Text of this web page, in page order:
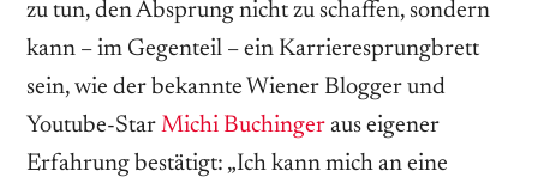
zu tun, den Absprung nicht zu schaffen, sondern
kann – im Gegenteil – ein Karrieresprungbrett
sein, wie der bekannte Wiener Blogger und
Youtube-Star Michi Buchinger aus eigener
Erfahrung bestätigt: „Ich kann mich an eine